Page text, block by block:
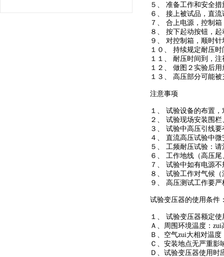
５、 准备工作和安全
６、 接上被试品，直
７、 合上电源，控制
８、 按下起动按钮，
９、 对控制箱，顺时
１０、 持续规定耐压
１１、 耐压时间到，
１２、 做图２实验后
１３、 高压部分可能
注意事项
１、 试验设备的布置
２、 试验现场安装围
３、 试验中高压引线
４、 直流高压试验中
５、 工频耐压试验：
６、 工作地线（高压
７、 试验中如有电源
８、 试验工作对气候
９、 高压测试工作要
试验变压器的使用条件
１、 试验变压器额定
Ａ、周围环境温度：
Ｂ、空气zui大相对温
Ｃ、安装地点无严重影
Ｄ、试验变压器使用时